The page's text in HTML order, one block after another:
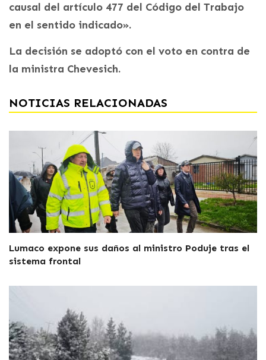
causal del artículo 477 del Código del Trabajo
en el sentido indicado».
La decisión se adoptó con el voto en contra de
la ministra Chevesich.
NOTICIAS RELACIONADAS
Lumaco expone sus daños al ministro Poduje tras el
sistema frontal